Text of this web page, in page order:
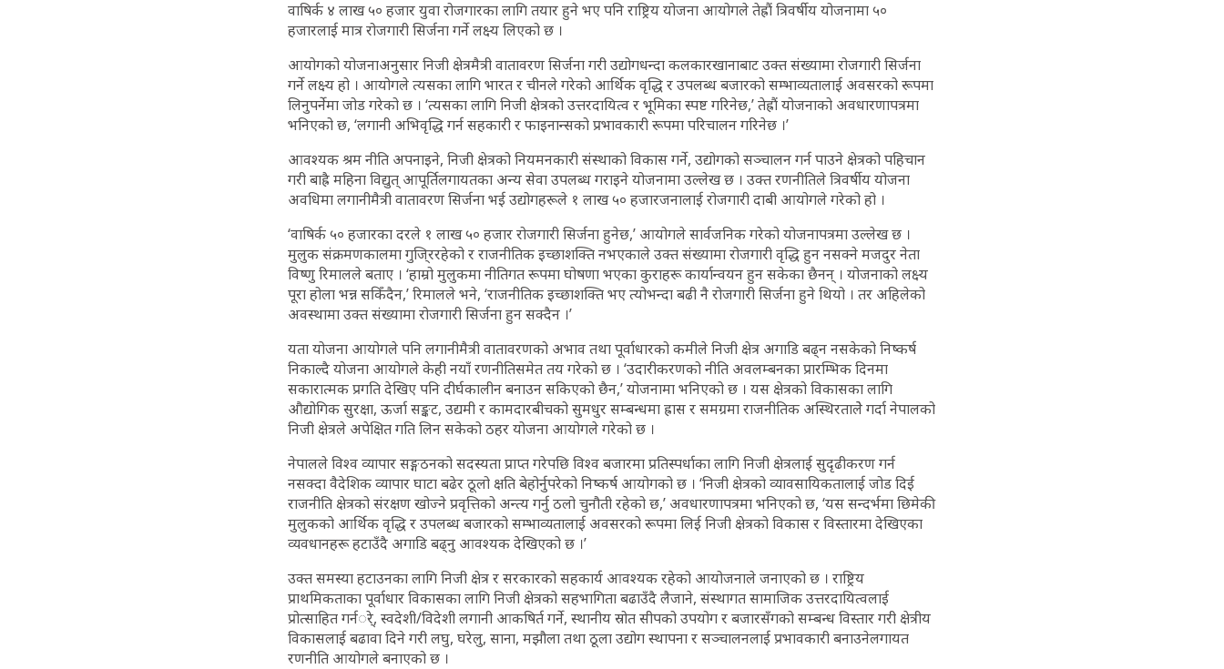
वाषिर्क ४ लाख ५० हजार युवा रोजगारका लागि तयार हुने भए पनि राष्ट्रिय योजना आयोगले तेह्रौं त्रिवर्षीय योजनामा ५०
हजारलाई मात्र रोजगारी सिर्जना गर्ने लक्ष्य लिएको छ ।
आयोगको योजनाअनुसार निजी क्षेत्रमैत्री वातावरण सिर्जना गरी उद्योगधन्दा कलकारखानाबाट उक्त संख्यामा रोजगारी सिर्जना
गर्ने लक्ष्य हो । आयोगले त्यसका लागि भारत र चीनले गरेको आर्थिक वृद्धि र उपलब्ध बजारको सम्भाव्यतालाई अवसरको रूपमा
लिनुपर्नेमा जोड गरेको छ । ‘त्यसका लागि निजी क्षेत्रको उत्तरदायित्व र भूमिका स्पष्ट गरिनेछ,’ तेह्रौं योजनाको अवधारणापत्रमा
भनिएको छ, ‘लगानी अभिवृद्धि गर्न सहकारी र फाइनान्सको प्रभावकारी रूपमा परिचालन गरिनेछ ।’
आवश्यक श्रम नीति अपनाइने, निजी क्षेत्रको नियमनकारी संस्थाको विकास गर्ने, उद्योगको सञ्चालन गर्न पाउने क्षेत्रको पहिचान
गरी बाह्रै महिना विद्युत् आपूर्तिलगायतका अन्य सेवा उपलब्ध गराइने योजनामा उल्लेख छ । उक्त रणनीतिले त्रिवर्षीय योजना
अवधिमा लगानीमैत्री वातावरण सिर्जना भई उद्योगहरूले १ लाख ५० हजारजनालाई रोजगारी दाबी आयोगले गरेको हो ।
‘वाषिर्क ५० हजारका दरले १ लाख ५० हजार रोजगारी सिर्जना हुनेछ,’ आयोगले सार्वजनिक गरेको योजनापत्रमा उल्लेख छ ।
मुलुक संक्रमणकालमा गुजि्ररहेको र राजनीतिक इच्छाशक्ति नभएकाले उक्त संख्यामा रोजगारी वृद्धि हुन नसक्ने मजदुर नेता
विष्णु रिमालले बताए । ‘हाम्रो मुलुकमा नीतिगत रूपमा घोषणा भएका कुराहरू कार्यान्वयन हुन सकेका छैनन् । योजनाको लक्ष्य
पूरा होला भन्न सकिँदैन,’ रिमालले भने, ‘राजनीतिक इच्छाशक्ति भए त्योभन्दा बढी नै रोजगारी सिर्जना हुने थियो । तर अहिलेको
अवस्थामा उक्त संख्यामा रोजगारी सिर्जना हुन सक्दैन ।’
यता योजना आयोगले पनि लगानीमैत्री वातावरणको अभाव तथा पूर्वाधारको कमीले निजी क्षेत्र अगाडि बढ्न नसकेको निष्कर्ष
निकाल्दै योजना आयोगले केही नयाँ रणनीतिसमेत तय गरेको छ । ‘उदारीकरणको नीति अवलम्बनका प्रारम्भिक दिनमा
सकारात्मक प्रगति देखिए पनि दीर्घकालीन बनाउन सकिएको छैन,’ योजनामा भनिएको छ । यस क्षेत्रको विकासका लागि
औद्योगिक सुरक्षा, ऊर्जा सङ्कट, उद्यमी र कामदारबीचको सुमधुर सम्बन्धमा ह्रास र समग्रमा राजनीतिक अस्थिरतालेे गर्दा नेपालको
निजी क्षेत्रले अपेक्षित गति लिन सकेको ठहर योजना आयोगले गरेको छ ।
नेपालले विश्व व्यापार सङ्गठनको सदस्यता प्राप्त गरेपछि विश्व बजारमा प्रतिस्पर्धाका लागि निजी क्षेत्रलाई सुदृढीकरण गर्न
नसक्दा वैदेशिक व्यापार घाटा बढेर ठूलो क्षति बेहोर्नुपरेको निष्कर्ष आयोगको छ । ‘निजी क्षेत्रको व्यावसायिकतालाई जोड दिई
राजनीति क्षेत्रको संरक्षण खोज्ने प्रवृत्तिको अन्त्य गर्नु ठलो चुनौती रहेको छ,’ अवधारणापत्रमा भनिएको छ, ‘यस सन्दर्भमा छिमेकी
मुलुकको आर्थिक वृद्धि र उपलब्ध बजारको सम्भाव्यतालाई अवसरको रूपमा लिई निजी क्षेत्रको विकास र विस्तारमा देखिएका
व्यवधानहरू हटाउँदै अगाडि बढ्नु आवश्यक देखिएको छ ।’
उक्त समस्या हटाउनका लागि निजी क्षेत्र र सरकारको सहकार्य आवश्यक रहेको आयोजनाले जनाएको छ । राष्ट्रिय
प्राथमिकताका पूर्वाधार विकासका लागि निजी क्षेत्रको सहभागिता बढाउँदै लैजाने, संस्थागत सामाजिक उत्तरदायित्वलाई
प्रोत्साहित गर्नर्े, स्वदेशी/विदेशी लगानी आकषिर्त गर्ने, स्थानीय स्रोत सीपको उपयोग र बजारसँगको सम्बन्ध विस्तार गरी क्षेत्रीय
विकासलाई बढावा दिने गरी लघु, घरेलु, साना, मझौला तथा ठूला उद्योग स्थापना र सञ्चालनलाई प्रभावकारी बनाउनेलगायत
रणनीति आयोगले बनाएको छ ।